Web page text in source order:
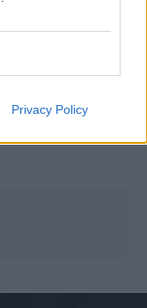
Privacy Policy